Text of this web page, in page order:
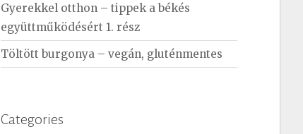
Gyerekkel otthon – tippek a békés
együttműködésért 1. rész
Töltött burgonya – vegán, gluténmentes
Categories